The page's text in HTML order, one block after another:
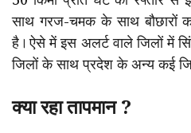
साथ गरज-चमक के साथ बौछारों का
है। ऐसे में इस अलर्ट वाले जिलों में
जिलों के साथ प्रदेश के अन्य कई
क्या रहा तापमान ?